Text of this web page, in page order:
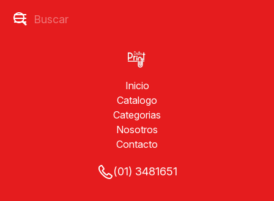
Inicio
Catalogo
Categorias
Nosotros
Contacto
(01) 3481651